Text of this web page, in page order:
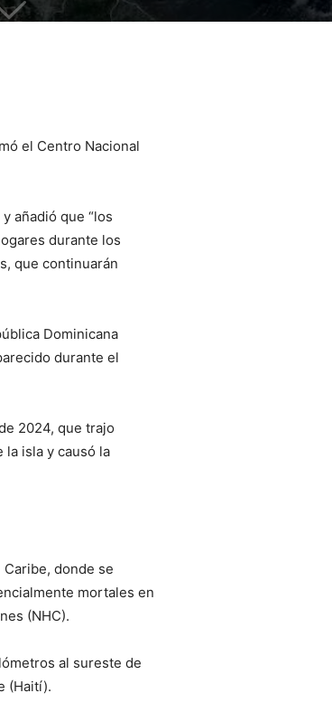
el Centro Nacional
añadió que “los
durante los
que continuarán
Dominicana
durante el
2024, que trajo
la isla y causó la
donde se
mortales en
(NHC).
al sureste de
(Haití).